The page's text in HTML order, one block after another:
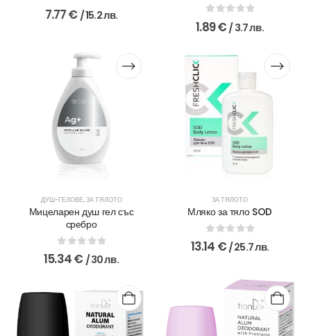
5.00 out of 5
7.77€ / 15.2 лв. 0out of 5
1.89€ / 3.7 лв.
ДУШ-ГЕЛОВЕ,ЗА ТЯЛОТО
Мицеларен душ гел със
сребро
0 out of 5
15.34€ / 30 лв.
ЗА ТЯЛОТО
Мляко за тяло SOD
0out of 5
13.14 € / 25.7 лв.